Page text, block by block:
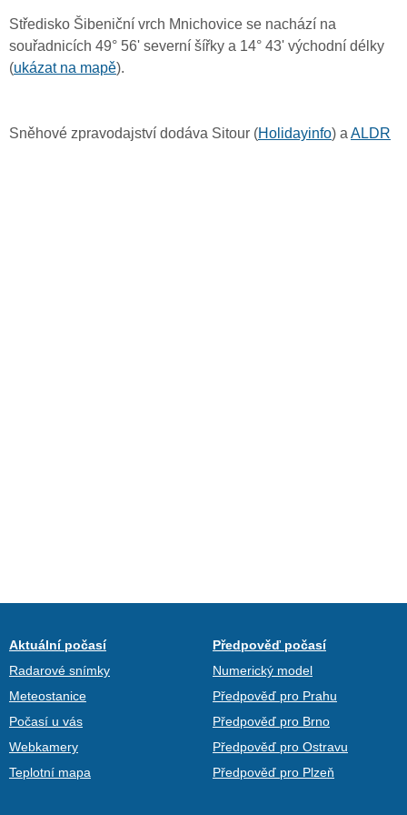
Středisko Šibeniční vrch Mnichovice se nachází na
souřadnicích 49° 56' severní šířky a 14° 43' východní délky
(ukázat na mapě).
Sněhové zpravodajství dodáva Sitour (Holidayinfo) aALDR
Aktuální počasí
Radarové snímky
Meteostanice
Počasí u vás
Webkamery
Teplotní mapa
Předpověď počasí
Numerický model
Předpověď pro Prahu
Předpověď pro Brno
Předpověď pro Ostravu
Předpověď pro Plzeň